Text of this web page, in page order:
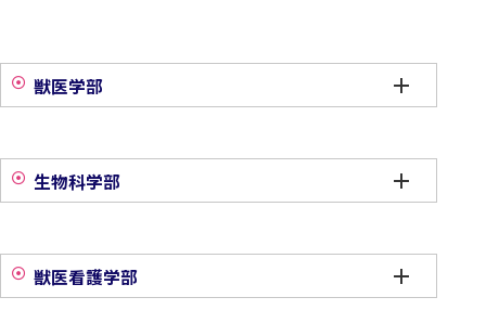
獣医学部
生物科学部
獣医看護学部